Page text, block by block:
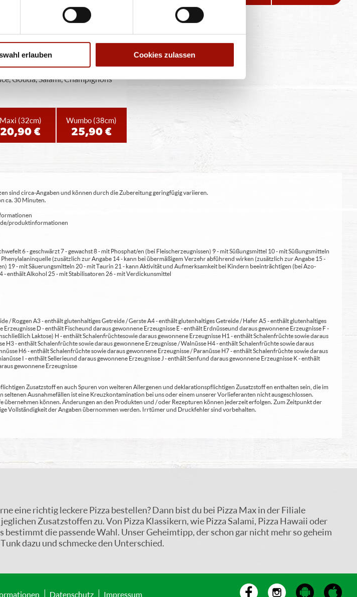
erlauben Cookies zulassen
Gouda, Salami, Champignons
Maxi (32cm)
20,90 €
Wumbo (38cm)
25,90 €
sind circa-Angaben und können durch die Zubereitung geringfügig variieren.
ca. 30 Minuten.
produktinformationen
6 - geschwärzt 7 - gewachst 8 - mit Phosphat/en (bei Fleischerzeugnissen) 9 - mit Süßungsmittel 10 - mit Süßungsmitteln
(zusätzlich zur Angabe 14 - kann bei übermäßigem Verzehr abführend wirken (zusätzlich zur Angabe 15 -
- mit Säuerungsmitteln 20 - mit Taurin 21 - kann Aktivität und Aufmerksamkeit bei Kindern beeinträchtigen (bei Azo-
enthält Alkohol 25 - mit Stabilisatoren 26 - mit Verdickunsmittel
Roggen A3 - enthält glutenhaltiges Getreide / Gerste A4 - enthält glutenhaltiges Getreide / Hafer A5 - enthält glutenhaltiges
D - enthält Fische und daraus gewonnene Erzeugnisse E - enthält Erdnüsse und daraus gewonnene Erzeugnisse F -
Laktose) H - enthält Schalenfrüchte sowie daraus gewonnene Erzeugnisse H1 - enthält Schalenfrüchte sowie daraus
- enthält Schalenfrüchte sowie daraus gewonnene Erzeugnisse / Walnüsse H4 - enthält Schalenfrüchte sowie daraus
H6 - enthält Schalenfrüchte sowie daraus gewonnene Erzeugnisse / Paranüsse H7 - enthält Schalenfrüchte sowie daraus
I - enthält Sellerie und daraus gewonnene Erzeugnisse J - enthält Senf und daraus gewonnene Erzeugnisse K - enthält
gewonnene Erzeugnisse
Zusatzstoff en auch Spuren von weiteren Allergenen und deklarationspflichtigen Zusatzstoff en enthalten sein, die im
Ausnahmefällen ist eine Kreuzkontamination bei uns oder einem unserer Vorlieferanten nicht ausgeschlossen.
können. Änderungen an den Produkten und / oder Rezepturen können jederzeit erfolgen. Zum Zeitpunkt der
Vollständigkeit der Angaben übernommen werden. Irrtümer und Druckfehler sind vorbehalten.
eine richtig leckere Pizza bestellen? Dann bist du bei Pizza Max in der Filiale
Zusatzstoffen zu. Von Pizza Klassikern, wie Pizza Salami, Pizza Hawaii oder
die passende Wahl. Unser Geheimtipp, der schon gar nicht mehr so geheim
dazu und schmecke den Unterschied.
Datenschutz Impressum